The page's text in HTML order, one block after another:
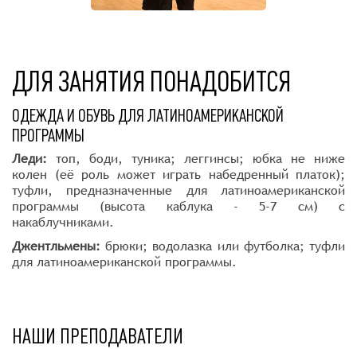
ДЛЯ ЗАНЯТИЯ ПОНАДОБИТСЯ
ОДЕЖДА И ОБУВЬ ДЛЯ ЛАТИНОАМЕРИКАНСКОЙ
ПРОГРАММЫ
Леди: топ, боди, туника; леггинсы; юбка не ниже
колен (её роль может играть набедренный платок);
туфли, предназначенные для латиноамериканской
программы (высота каблука - 5-7 см) с
накаблучниками.
Джентльмены: брюки; водолазка или футболка; туфли
для латиноамериканской программы.
НАШИ ПРЕПОДАВАТЕЛИ